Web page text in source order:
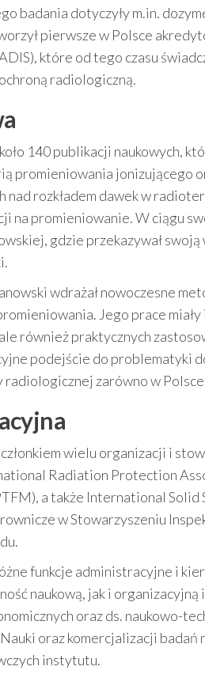
badania dotyczyły m.in.
pierwsze w Polsce
które od tego czasu
radiologiczną.
140 publikacji naukowych,
promieniowania jonizującego
nad rozkładem dawek w
na promieniowanie. W ciągu
gdzie przekazywał
wdrażał nowoczesne
Jego prace
również praktycznych
podejście do problematyki
zarówno w
wielu organizacji i
Radiation Protection
a także International
w Stowarzyszeniu
funkcje administracyjne i
naukową, jak i
oraz ds. naukowo-
oraz komercjalizacji badań
instytutu.